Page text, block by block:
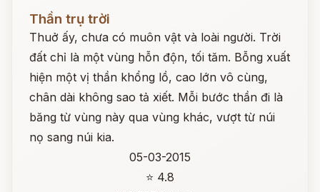
Đọc ngay
Thần trụ trời
Thuở ấy, chưa có muôn vật và loài người. Trời
đất chỉ là một vùng hỗn độn, tối tăm. Bỗng xuất
hiện một vị thần khổng lồ, cao lớn vô cùng,
chân dài không sao tả xiết. Mỗi bước thần đi là
băng từ vùng này qua vùng khác, vượt từ núi
nọ sang núi kia.
05-03-2015
⭐ 4.8